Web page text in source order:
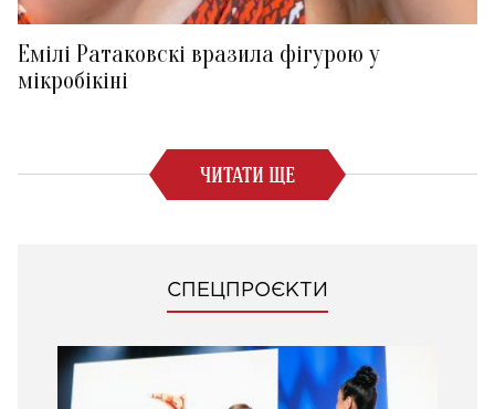
Емілі Ратаковскі вразила фігурою у
мікробікіні
ЧИТАТИ ЩЕ
СПЕЦПРОЄКТИ